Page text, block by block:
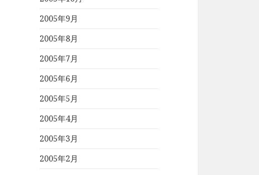
2005年9月
2005年8月
2005年7月
2005年6月
2005年5月
2005年4月
2005年3月
2005年2月